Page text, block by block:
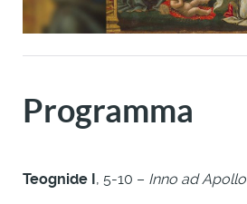
Programma
Teognide I, 5-10 – Inno ad Apollo